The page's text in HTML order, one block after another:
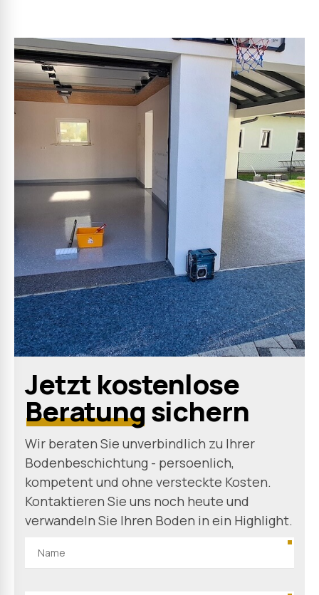
Jetzt kostenlose
Beratungsichern
Wir beraten Sie unverbindlich zu Ihrer
Bodenbeschichtung - persoenlich,
kompetent und ohne versteckte Kosten.
Kontaktieren Sie uns noch heute und
verwandeln Sie Ihren Boden in ein Highlight.